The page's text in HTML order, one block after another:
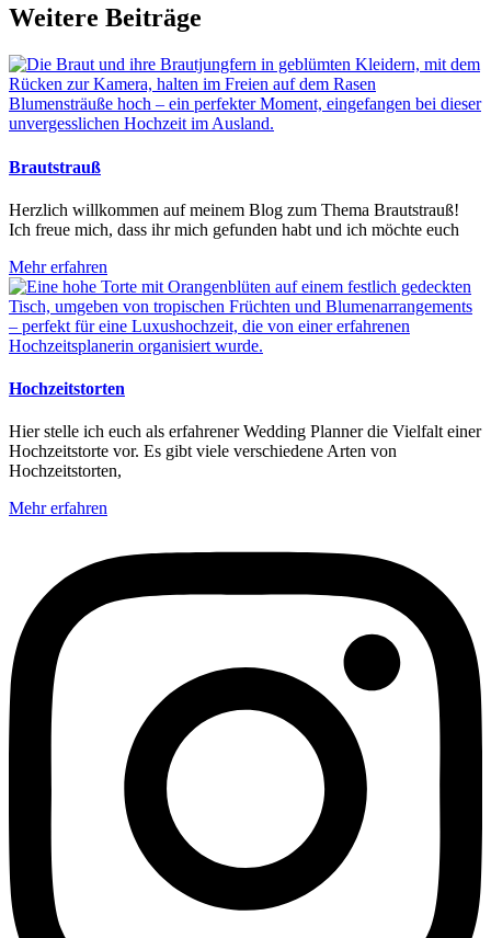
Weitere Beiträge
Brautstrauß
Herzlich willkommen auf meinem Blog zum Thema Brautstrauß!
Ich freue mich, dass ihr mich gefunden habt und ich möchte euch
Mehr erfahren
Hochzeitstorten
Hier stelle ich euch als erfahrener Wedding Planner die Vielfalt einer
Hochzeitstorte vor. Es gibt viele verschiedene Arten von
Hochzeitstorten,
Mehr erfahren